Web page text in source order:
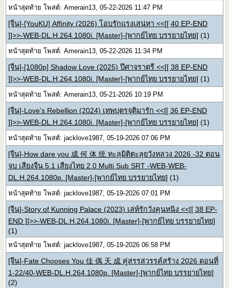
หน้าสุดท้าย โพสต์: Amerain13, 05-22-2026 11:47 PM
[จีน]-[YouKU] Affinity (2026) โอบรักแรงเสน่หา <<[[ 40 EP-END
]]>>-WEB-DL.H.264.1080i. [Master]-[พากย์ไทย บรรยายไทย] (1)
หน้าสุดท้าย โพสต์: Amerain13, 05-22-2026 11:34 PM
[จีน]-[1080p] Shadow Love (2025) ปีศาจราตรี <<[[ 38 EP-END
]]>>-WEB-DL.H.264.1080i. [Master]-[พากย์ไทย บรรยายไทย] (1)
หน้าสุดท้าย โพสต์: Amerain13, 05-21-2026 10:19 PM
[จีน]-Love’s Rebellion (2024) เทพบุตรจุติมารัก <<[[ 36 EP-END
]]>>-WEB-DL.H.264.1080i. [Master]-[พากย์ไทย บรรยายไทย] (1)
หน้าสุดท้าย โพสต์: jacklove1987, 05-19-2026 07:06 PM
[จีน]-How dare you 成 何 体 统 ทะลุมิติตะลุยวังหลวง 2026 -32 ตอน
จบ เสียงจีน 5.1 เสียงไทย 2.0 Multi Sub SRT -WEB-WEB-
DL.H.264.1080p. [Master]-[พากย์ไทย บรรยายไทย] (1)
หน้าสุดท้าย โพสต์: jacklove1987, 05-19-2026 07:01 PM
[จีน]-Story of Kunning Palace (2023) เล่ห์รักวังคุนหนิง <<[[ 38 EP-
END ]]>>-WEB-DL.H.264.1080i. [Master]-[พากย์ไทย บรรยายไทย]
(1)
หน้าสุดท้าย โพสต์: jacklove1987, 05-19-2026 06:58 PM
[จีน]-Fate Chooses You 佳 偶 天 成 คู่สรรสวรรค์สร้าง 2026 ตอนที่
1-22/40-WEB-DL.H.264.1080p. [Master]-[พากย์ไทย บรรยายไทย]
(2)